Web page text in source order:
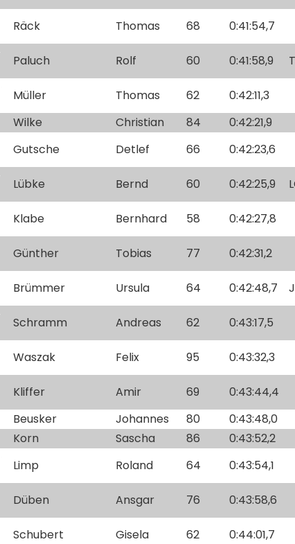
Räck Thomas 68 0:41:54,7
Paluch Rolf 60 0:41:58,9
Müller Thomas 62
0:42:11,3
Wilke Christian 84
0:42:21,9
Gutsche Detlef 66 0:42:23,6
Lübke Bernd 60 0:42:25,9
Klabe Bernhard 58 0:42:27,8
Günther Tobias 77 0:42:31,2
Brümmer Ursula 64 0:42:48,7
Schramm Andreas 62 0:43:17,5
Waszak Felix 95 0:43:32,3
Kliffer Amir 69
0:43:44,4
Beusker Johannes 80
0:43:48,0
Korn Sascha 86
0:43:52,2
Limp Roland 64 0:43:54,1
Düben Ansgar 76 0:43:58,6
Schubert Gisela 62 0:44:01,7